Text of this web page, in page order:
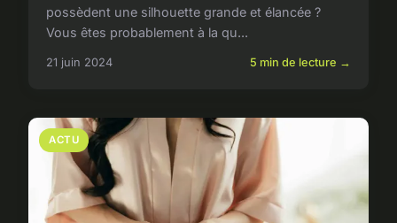
possèdent une silhouette grande et élancée ?
Vous êtes probablement à la qu...
21 juin 2024 5 min de lecture →
ACTU